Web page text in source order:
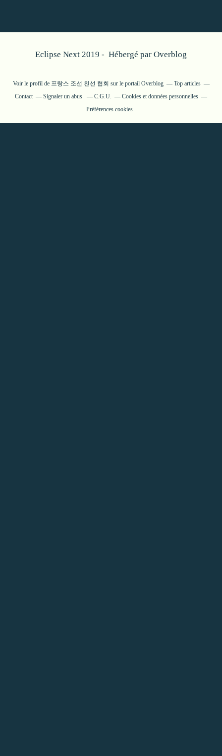
Eclipse Next 2019 - Hébergé par Overblog
Voir le profil de 프랑스 조선 친선 협회 sur le portail Overblog
Top articles
Contact
Signaler un abus C.G.U.
Cookies et données personnelles
Préférences cookies